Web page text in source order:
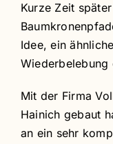
Kurze Zeit
Idee, ein
Wiederbelebung
Mit der Firma
Hainich gebaut
an ein sehr